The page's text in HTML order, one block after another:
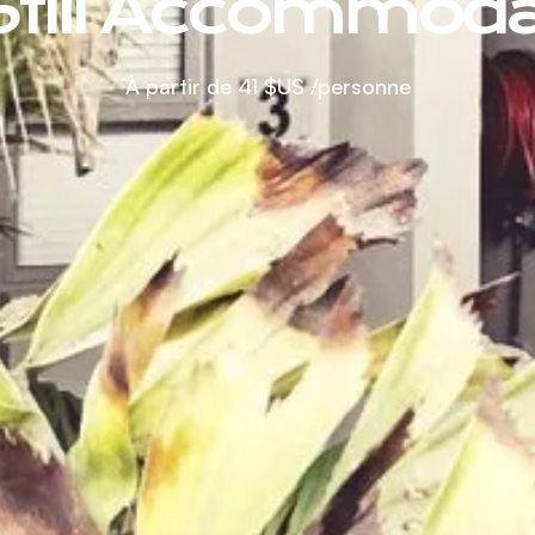
À partir de 41 $US/personne